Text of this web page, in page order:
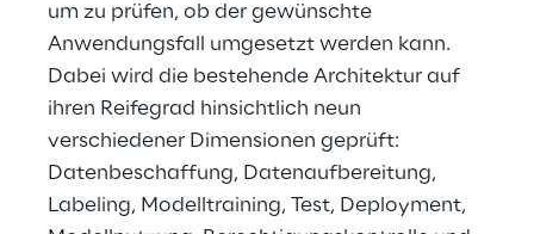
um zu prüfen, ob der gewünschte
Anwendungsfall umgesetzt werden kann.
Dabei wird die bestehende Architektur auf
ihren Reifegrad hinsichtlich neun
verschiedener Dimensionen geprüft:
Datenbeschaffung, Datenaufbereitung,
Labeling, Modelltraining, Test, Deployment,